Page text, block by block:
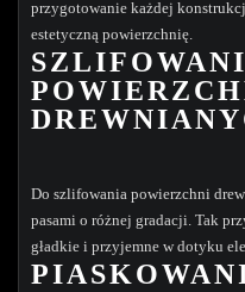
przygotowanie każdej
estetyczną powierzchnię.
Do szlifowania powierzchni
pasami o różnej gradacji. Tak
gładkie i przyjemne w dotyku